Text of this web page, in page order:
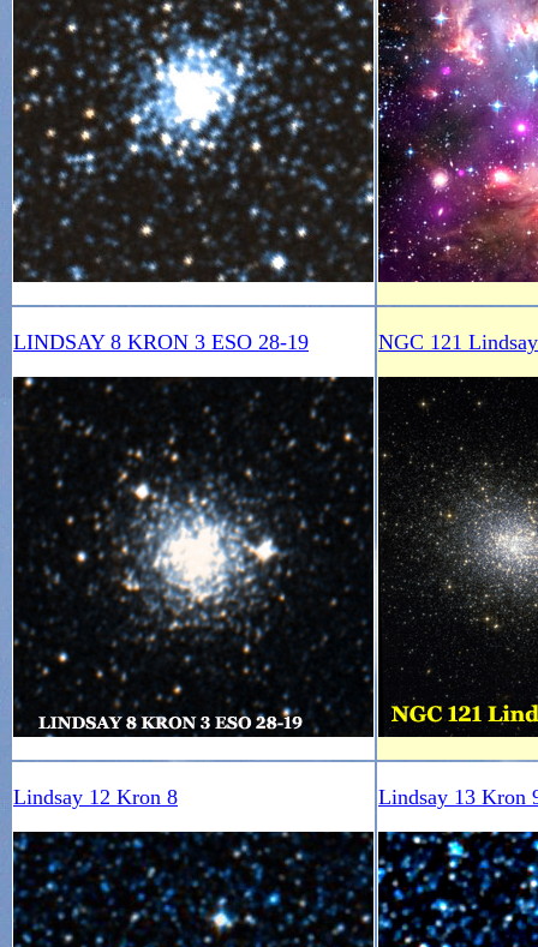
LINDSAY 8 KRON 3 ESO 28-19 NGC 121
Lindsay 12 Kron 8 Lindsay 13 Kron